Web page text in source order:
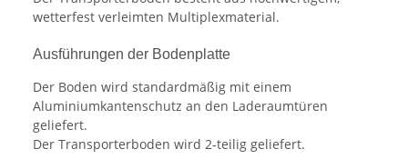
wetterfest verleimten Multiplexmaterial.
Ausführungen der Bodenplatte
Der Boden wird standardmäßig mit einem
Aluminiumkantenschutz an den Laderaumtüren
geliefert.
Der Transporterboden wird 2-teilig geliefert.